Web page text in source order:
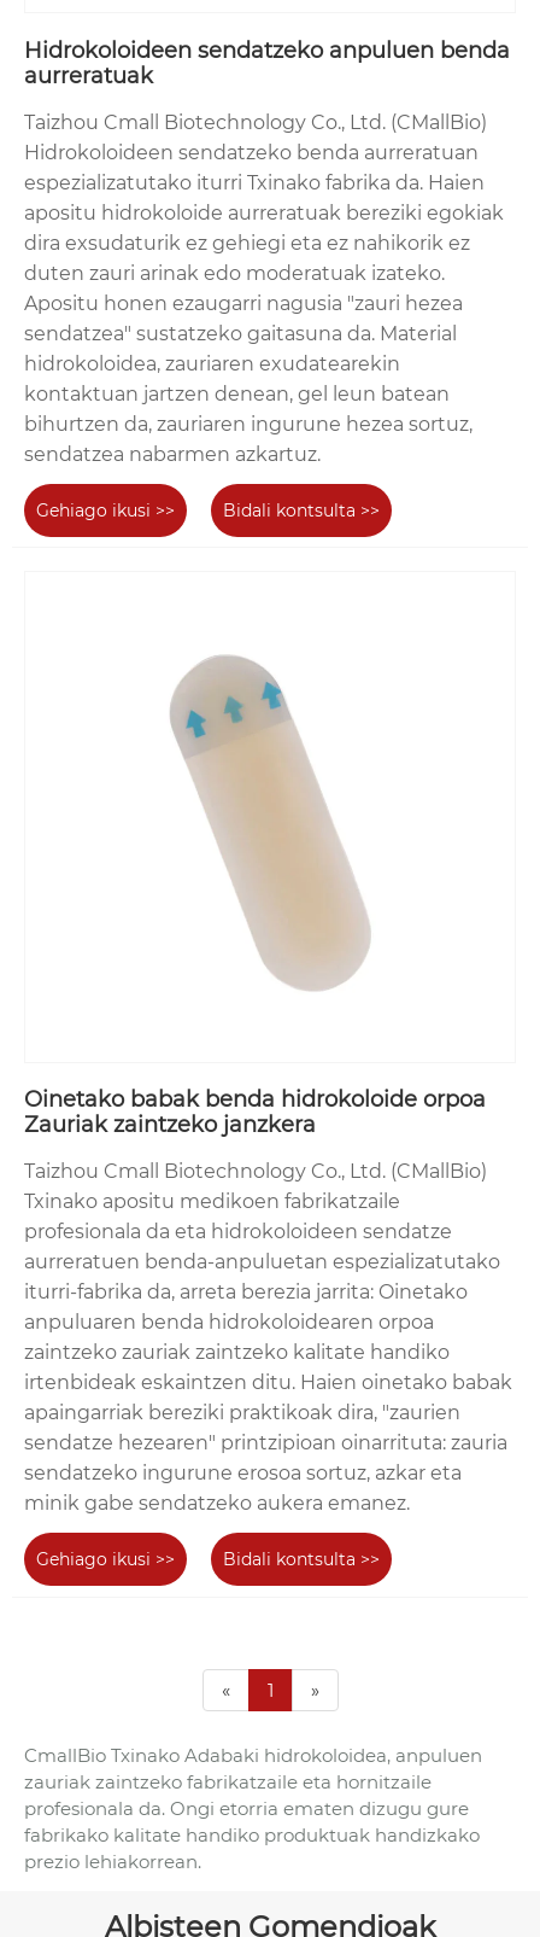
Hidrokoloideen sendatzeko anpuluen benda
aurreratuak
Taizhou Cmall Biotechnology Co., Ltd. (CMallBio)
Hidrokoloideen sendatzeko benda aurreratuan
espezializatutako iturri Txinako fabrika da. Haien
apositu hidrokoloide aurreratuak bereziki egokiak
dira exsudaturik ez gehiegi eta ez nahikorik ez
duten zauri arinak edo moderatuak izateko.
Apositu honen ezaugarri nagusia "zauri hezea
sendatzea" sustatzeko gaitasuna da. Material
hidrokoloidea, zauriaren exudatearekin
kontaktuan jartzen denean, gel leun batean
bihurtzen da, zauriaren ingurune hezea sortuz,
sendatzea nabarmen azkartuz.
Gehiago ikusi >> Bidali kontsulta >>
Oinetako babak benda hidrokoloide orpoa
Zauriak zaintzeko janzkera
Taizhou Cmall Biotechnology Co., Ltd. (CMallBio)
Txinako apositu medikoen fabrikatzaile
profesionala da eta hidrokoloideen sendatze
aurreratuen benda-anpuluetan espezializatutako
iturri-fabrika da, arreta berezia jarrita: Oinetako
anpuluaren benda hidrokoloidearen orpoa
zaintzeko zauriak zaintzeko kalitate handiko
irtenbideak eskaintzen ditu. Haien oinetako babak
apaingarriak bereziki praktikoak dira, "zaurien
sendatze hezearen" printzipioan oinarrituta: zauria
sendatzeko ingurune erosoa sortuz, azkar eta
minik gabe sendatzeko aukera emanez.
Gehiago ikusi >> Bidali kontsulta >>
« 1 »
CmallBio Txinako Adabaki hidrokoloidea, anpuluen
zauriak zaintzeko fabrikatzaile eta hornitzaile
profesionala da. Ongi etorria ematen dizugu gure
fabrikako kalitate handiko produktuak handizkako
prezio lehiakorrean.
Albisteen Gomendioak